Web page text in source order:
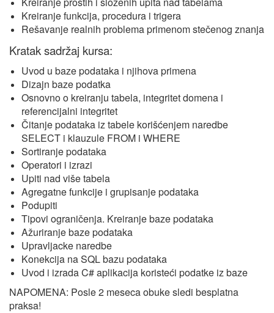
Kreiranje funkcija, procedura i trigera
Rešavanje realnih problema primenom stečenog znanja
Kratak sadržaj kursa:
Uvod u baze podataka i njihova primena
Dizajn baze podatka
Osnovno o kreiranju tabela, integritet domena i
referencijalni integritet
Čitanje podataka iz tabele korišćenjem naredbe
SELECT i klauzule FROM i WHERE
Sortiranje podataka
Operatori i izrazi
Upiti nad više tabela
Agregatne funkcije i grupisanje podataka
Podupiti
Tipovi ograničenja. Kreiranje baze podataka
Ažuriranje baze podataka
Upravljacke naredbe
Konekcija na SQL bazu podataka
Uvod i izrada C# aplikacija koristeći podatke iz baze
NAPOMENA: Posle 2 meseca obuke sledi besplatna
praksa!